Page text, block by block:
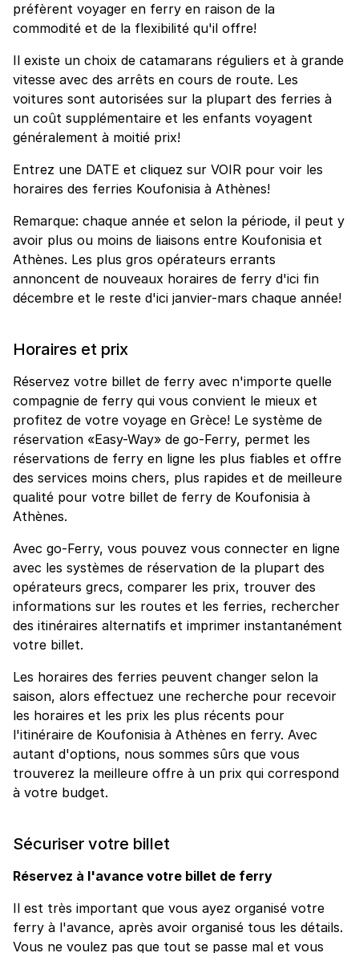
préfèrent voyager en ferry en raison de la
commodité et de la flexibilité qu'il offre!
Il existe un choix de catamarans réguliers et à grande
vitesse avec des arrêts en cours de route. Les
voitures sont autorisées sur la plupart des ferries à
un coût supplémentaire et les enfants voyagent
généralement à moitié prix!
Entrez une DATE et cliquez sur VOIR pour voir les
horaires des ferries Koufonisia à Athènes!
Remarque: chaque année et selon la période, il peut y
avoir plus ou moins de liaisons entre Koufonisia et
Athènes. Les plus gros opérateurs errants
annoncent de nouveaux horaires de ferry d'ici fin
décembre et le reste d'ici janvier-mars chaque année!
Horaires et prix
Réservez votre billet de ferry avec n'importe quelle
compagnie de ferry qui vous convient le mieux et
profitez de votre voyage en Grèce! Le système de
réservation «Easy-Way» de go-Ferry, permet les
réservations de ferry en ligne les plus fiables et offre
des services moins chers, plus rapides et de meilleure
qualité pour votre billet de ferry de Koufonisia à
Athènes.
Avec go-Ferry, vous pouvez vous connecter en ligne
avec les systèmes de réservation de la plupart des
opérateurs grecs, comparer les prix, trouver des
informations sur les routes et les ferries, rechercher
des itinéraires alternatifs et imprimer instantanément
votre billet.
Les horaires des ferries peuvent changer selon la
saison, alors effectuez une recherche pour recevoir
les horaires et les prix les plus récents pour
l'itinéraire de Koufonisia à Athènes en ferry. Avec
autant d'options, nous sommes sûrs que vous
trouverez la meilleure offre à un prix qui correspond
à votre budget.
Sécuriser votre billet
Réservez à l'avance votre billet de ferry
Il est très important que vous ayez organisé votre
ferry à l'avance, après avoir organisé tous les détails.
Vous ne voulez pas que tout se passe mal et vous